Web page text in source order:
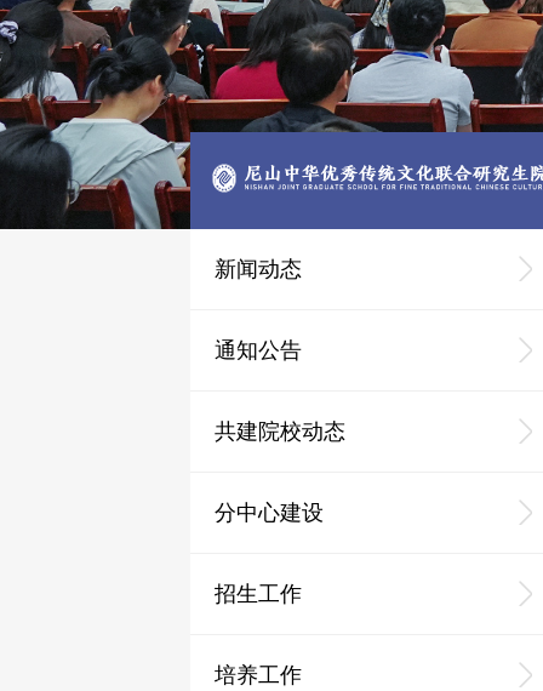
新闻动态
通知公告
共建院校动态
分中心建设
招生工作
培养工作